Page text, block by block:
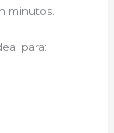
minutos.
para: